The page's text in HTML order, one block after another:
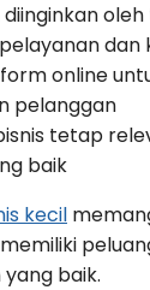
dan
online
pelanggan
tetap
baik
kecil
baik.